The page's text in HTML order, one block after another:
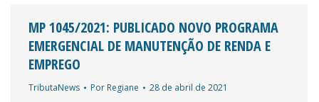
MP 1045/2021: PUBLICADO NOVO PROGRAMA
EMERGENCIAL DE MANUTENÇÃO DE RENDA E
EMPREGO
TributaNews Por Regiane 28 de abril de 2021